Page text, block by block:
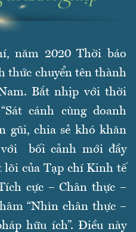
năm 2020 Thời báo
thức chuyển tên thành
Bắt nhịp với thời
cánh cùng doanh
gũi, chia sẻ khó khăn
với bối cảnh mới đầy
lõi của Tạp chí Kinh tế
cực – Chân thực –
“Nhìn chân thực –
hữu ích”. Điều này